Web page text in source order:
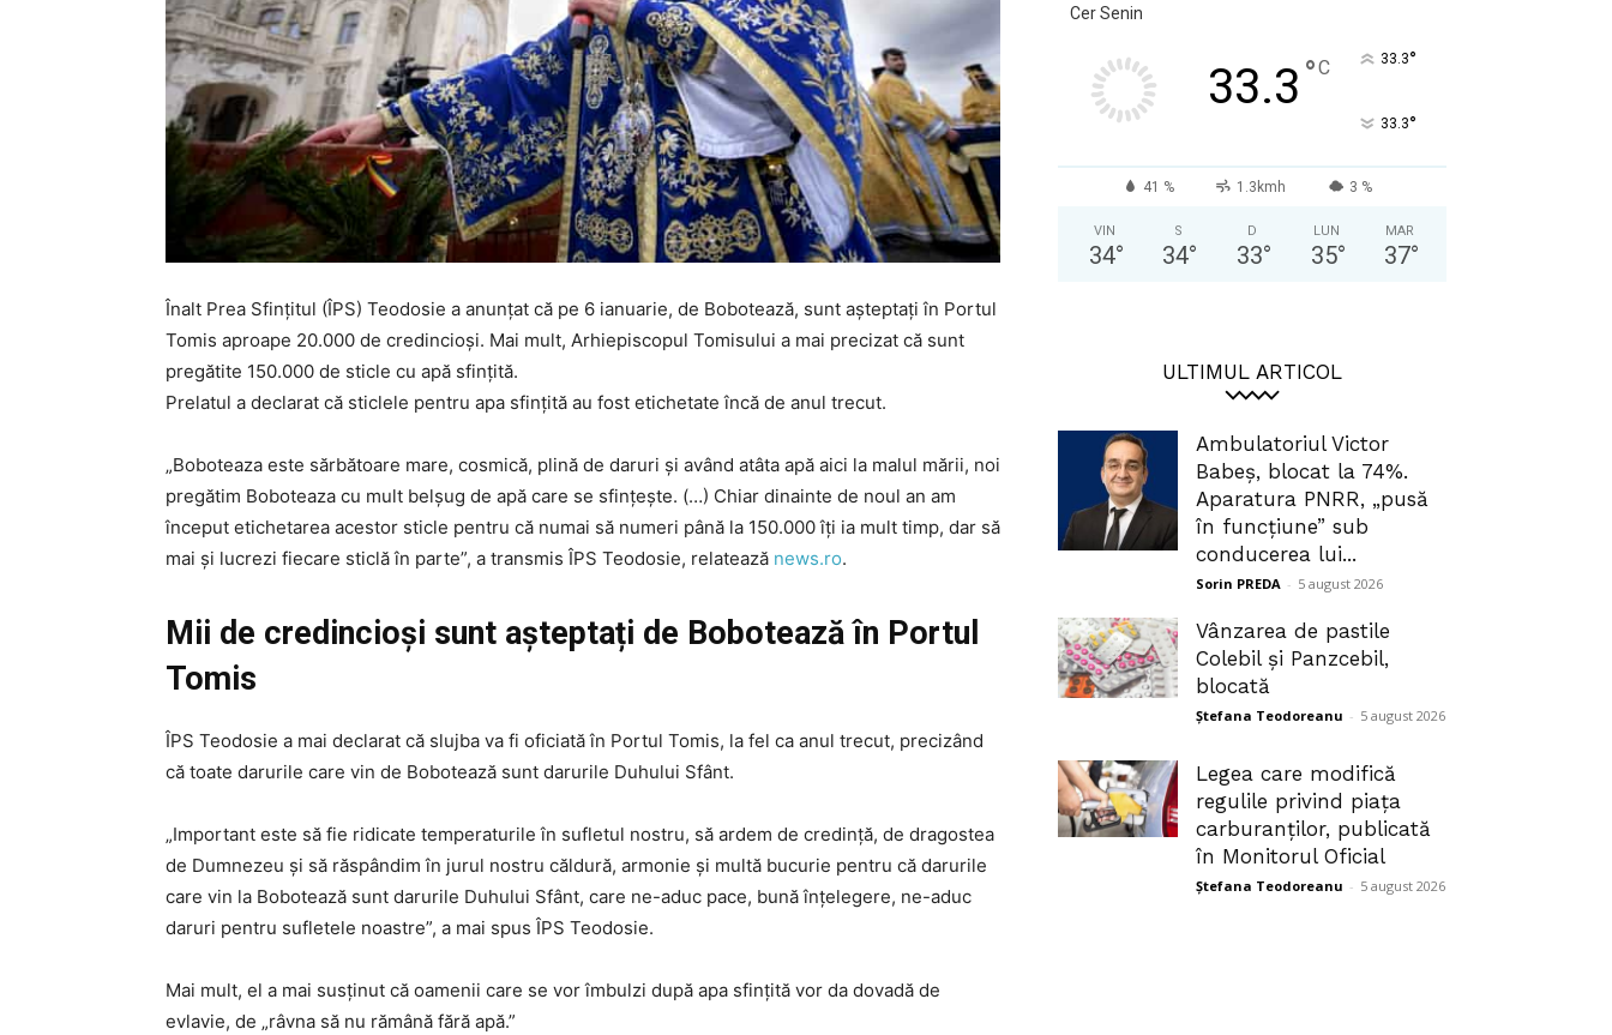
Înalt Prea Sfinţitul (ÎPS) Teodosie a anunțat că pe 6 ianuarie, de Bobotează, sunt așteptați în Portul
Tomis aproape 20.000 de credincioși. Mai mult, Arhiepiscopul Tomisului a mai precizat că sunt
pregătite 150.000 de sticle cu apă sfințită.
Prelatul a declarat că sticlele pentru apa sfințită au fost etichetate încă de anul trecut.
„Boboteaza este sărbătoare mare, cosmică, plină de daruri şi având atâta apă aici la malul mării, noi
pregătim Boboteaza cu mult belşug de apă care se sfinţeşte. (…) Chiar dinainte de noul an am
început etichetarea acestor sticle pentru că numai să numeri până la 150.000 îţi ia mult timp, dar să
mai şi lucrezi fiecare sticlă în parte”, a transmis ÎPS Teodosie, relatează news.ro.
Mii de credincioși sunt așteptați de Bobotează în Portul
Tomis
ÎPS Teodosie a mai declarat că slujba va fi oficiată în Portul Tomis, la fel ca anul trecut, precizând
că toate darurile care vin de Bobotează sunt darurile Duhului Sfânt.
„Important este să fie ridicate temperaturile în sufletul nostru, să ardem de credinţă, de dragostea
de Dumnezeu şi să răspândim în jurul nostru căldură, armonie şi multă bucurie pentru că darurile
care vin la Bobotează sunt darurile Duhului Sfânt, care ne-aduc pace, bună înţelegere, ne-aduc
daruri pentru sufletele noastre”, a mai spus ÎPS Teodosie.
Mai mult, el a mai susținut că oamenii care se vor îmbulzi după apa sfințită vor da dovadă de
evlavie, de „râvna să nu rămână fără apă.”
Cer Senin
33.3 °C 33.3°
33.3°
41 % 1.3kmh 3 %
VIN
34°
S
34°
D
33°
LUN
35°
MAR
37°
ULTIMUL ARTICOL
Ambulatoriul Victor
Babeș, blocat la 74%.
Aparatura PNRR, „pusă
în funcțiune” sub
conducerea lui...
Sorin PREDA - 5 august 2026
Vânzarea de pastile
Colebil și Panzcebil,
blocată
Ștefana Teodoreanu - 5 august 2026
Legea care modifică
regulile privind piața
carburanților, publicată
în Monitorul Oficial
Ștefana Teodoreanu - 5 august 2026